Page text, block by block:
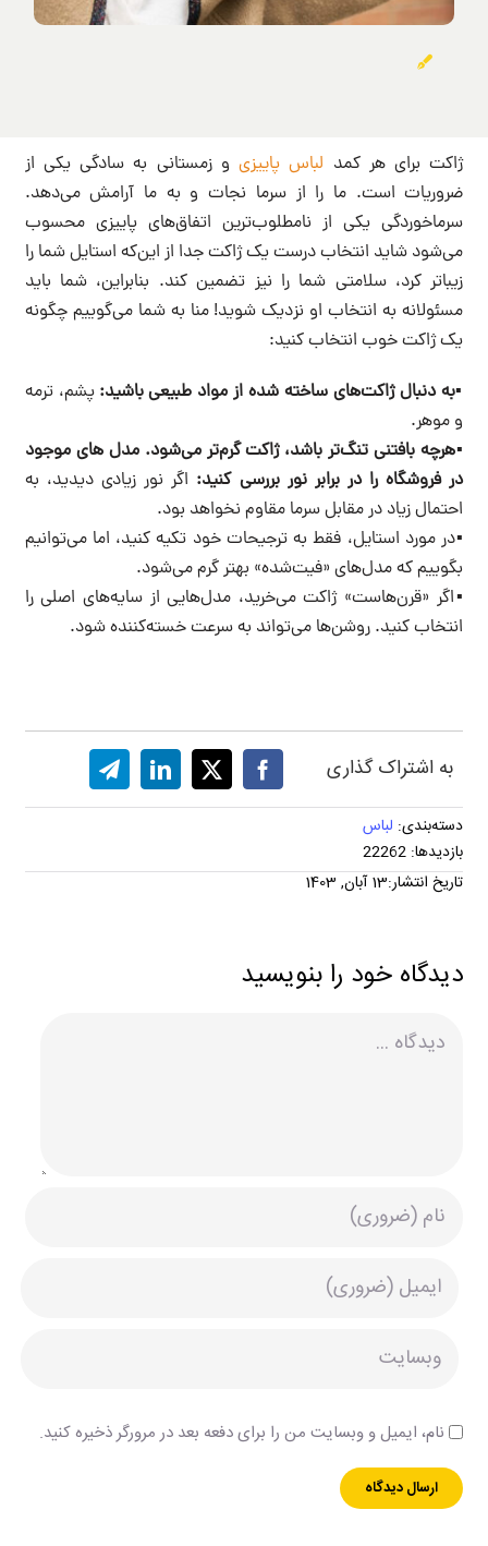
ژاکت برای هر کمد لباس پاییزیو زمستانی به سادگی یکی از
ضروریات است. ما را از سرما نجات و به ما آرامش می‌دهد.
سرماخوردگی یکی از نامطلوب‌ترین اتفاق‌های پاییزی محسوب
می‌شود شاید انتخاب درست یک ژاکت جدا از این‌که استایل شما را
زیباتر کرد، سلامتی شما را نیز تضمین کند. بنابراین، شما باید
مسئولانه به انتخاب او نزدیک شوید! منا به شما می‌گوییم چگونه
یک ژاکت خوب انتخاب کنید:
▪️به دنبال ژاکت‌های ساخته شده از مواد طبیعی باشید: پشم، ترمه
و موهر.
▪️هرچه بافتنی تنگ‌تر باشد، ژاکت گرم‌تر می‌شود. مدل های موجود
در فروشگاه را در برابر نور بررسی کنید: اگر نور زیادی دیدید، به
احتمال زیاد در مقابل سرما مقاوم نخواهد بود.
▪️در مورد استایل، فقط به ترجیحات خود تکیه کنید، اما می‌توانیم
بگوییم که مدل‌های «فیت‌شده» بهتر گرم می‌شود.
▪️اگر «قرن‌هاست» ژاکت می‌خرید، مدل‌هایی از سایه‌های اصلی را
انتخاب کنید. روشن‌ها می‌تواند به سرعت خسته‌کننده شود.
به اشتراک گذاری
دسته‌بندی: لباس
بازدیدها: 22262
تاریخ انتشار:13 آبان, 1403
دیدگاه خود را بنویسید
نام، ایمیل و وبسایت من را برای دفعه بعد در مرورگر ذخیره کنید.